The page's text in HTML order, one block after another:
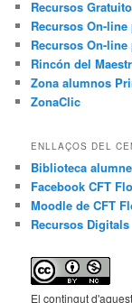
Recursos
Recursos On-
Recursos On-
Rincón del
Zona alumnos
ZonaClic
ENLLAÇOS DEL
Biblioteca
Facebook CFT
Moodle de CFT
Recursos Digitals
El contingut